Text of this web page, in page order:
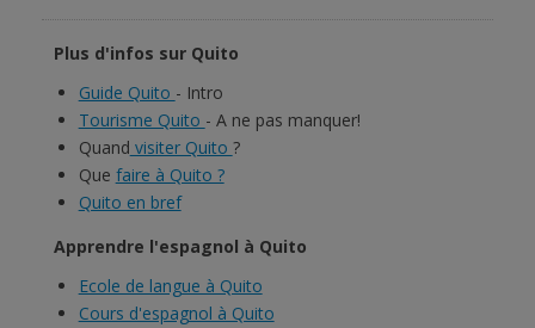
Plus d'infos sur Quito
Guide Quito - Intro
Tourisme Quito - A ne pas manquer!
Quand visiter Quito ?
Que faire à Quito ?
Quito en bref
Apprendre l'espagnol à Quito
Ecole de langue à Quito
Cours d'espagnol à Quito